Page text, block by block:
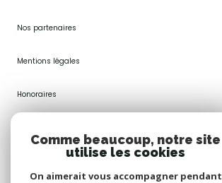
Nos partenaires
Mentions légales
Honoraires
Comme beaucoup, notre site
utilise les cookies
On aimerait vous accompagner pendant